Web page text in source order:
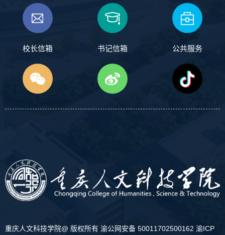
校长信箱 书记信箱 公共服务
重庆人文科技学院@ 版权所有 渝公网安备 50011702500162 渝ICP